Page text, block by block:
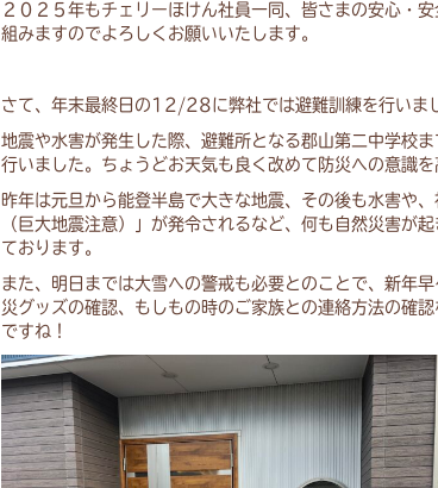
２０２５年もチェリーほけん社員一同、皆さまの安心・
組みますのでよろしくお願いいたします。
さて、年末最終日の12/28に弊社では避難訓練を行いま
地震や水害が発生した際、避難所となる郡山第二中学校
行いました。ちょうどお天気も良く改めて防災への意識を
昨年は元旦から能登半島で大きな地震、その後も水害や
（巨大地震注意）」が発令されるなど、何も自然災害が
ております。
また、明日までは大雪への警戒も必要とのことで、新年
災グッズの確認、もしもの時のご家族との連絡方法の確
ですね！